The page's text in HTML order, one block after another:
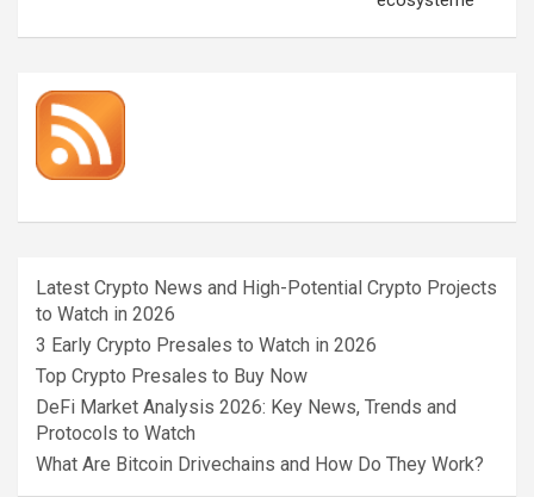
Latest Crypto News and High-Potential Crypto Projects
to Watch in 2026
3 Early Crypto Presales to Watch in 2026
Top Crypto Presales to Buy Now
DeFi Market Analysis 2026: Key News, Trends and
Protocols to Watch
What Are Bitcoin Drivechains and How Do They Work?